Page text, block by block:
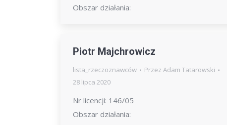
Obszar działania:
Piotr Majchrowicz
lista_rzeczoznawców Przez Adam Tatarowski
28 lipca 2020
Nr licencji: 146/05
Obszar działania: